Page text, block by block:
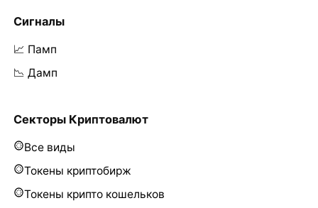
Сигналы
📈 Памп
📉 Дамп
Секторы Криптовалют
Все виды
Токены криптобирж
Токены крипто кошельков